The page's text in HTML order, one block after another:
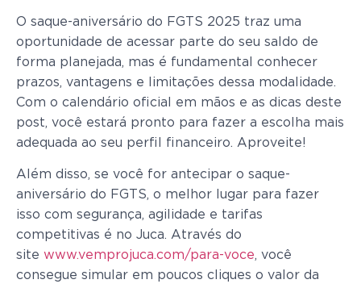
O saque-aniversário do FGTS 2025 traz uma
oportunidade de acessar parte do seu saldo de
forma planejada, mas é fundamental conhecer
prazos, vantagens e limitações dessa modalidade.
Com o calendário oficial em mãos e as dicas deste
post, você estará pronto para fazer a escolha mais
adequada ao seu perfil financeiro. Aproveite!
Além disso, se você for antecipar o saque-
aniversário do FGTS, o melhor lugar para fazer
isso com segurança, agilidade e tarifas
competitivas é no Juca. Através do
site www.vemprojuca.com/para-voce, você
consegue simular em poucos cliques o valor da